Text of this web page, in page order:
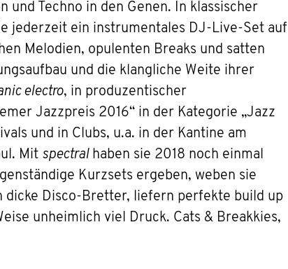
und Techno in den Genen. In klassischer
jederzeit ein instrumentales DJ-Live-Set auf
Melodien, opulenten Breaks und satten
und die klangliche Weite ihrer
electro, in produzentischer
Jazzpreis 2016“ in der Kategorie „Jazz
und in Clubs, u.a. in der Kantine am
Mit spectralhaben sie 2018 noch einmal
Kurzsets ergeben, weben sie
dicke Disco-Bretter, liefern perfekte build up
unheimlich viel Druck. Cats & Breakkies,